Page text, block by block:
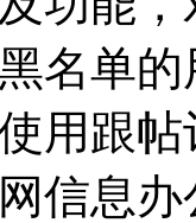
名单
用跟
信息